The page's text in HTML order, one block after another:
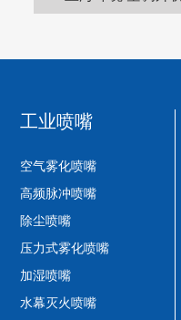
工业喷嘴
空气雾化喷嘴
高频脉冲喷嘴
除尘喷嘴
压力式雾化喷嘴
加湿喷嘴
水幕灭火喷嘴